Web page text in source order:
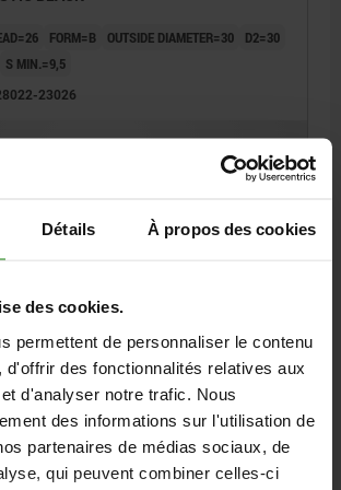
Détails À propos des cookies
des cookies.
permettent de personnaliser le contenu
d'offrir des fonctionnalités relatives aux
d'analyser notre trafic. Nous
des informations sur l'utilisation de
partenaires de médias sociaux, de
qui peuvent combiner celles-ci
FORM=B OUTSIDE DIAMETER=30
D2=30
S MIN.=9,5
23026
DETAILS
WITH VENTILATION, D=30, D1=30,
BLACK